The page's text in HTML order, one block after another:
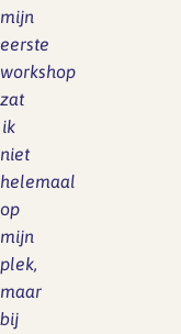
mijn
eerste
workshop
zat
ik
niet
helemaal
op
mijn
plek,
maar
bij